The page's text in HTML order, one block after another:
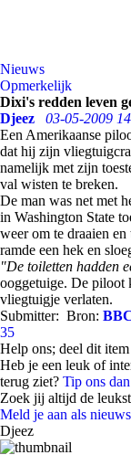
Nieuws
Opmerkelijk
Dixi's redden leven
Djeez
03-05-2009
Een Amerikaanse
dat hij zijn
namelijk met zijn
val wisten te breken.
De man was net met
in Washington State
weer om te draaien
ramde een hek en
"De toiletten hadden
ooggetuige. De piloot
vliegtuigje verlaten.
Submitter: Bron:
35
Help ons; deel dit
Heb je een leuk of
terug ziet? Tip ons
Zoek jij altijd de
Meld je aan als
Djeez